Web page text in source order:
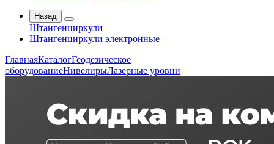
Назад
Штангенциркули
Штангенциркули электронные
ГлавнаяКаталогГеодезическое
оборудованиеНивелирыЛазерные уровни